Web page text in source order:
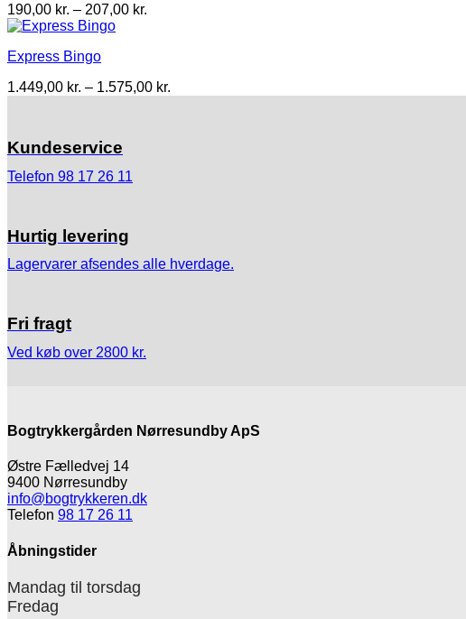
190,00 kr. – 207,00 kr.
Express Bingo
1.449,00 kr. – 1.575,00 kr.
Kundeservice
Telefon 98 17 26 11
Hurtig levering
Lagervarer afsendes alle hverdage.
Fri fragt
Ved køb over 2800 kr.
Bogtrykkergården Nørresundby ApS
Østre Fælledvej 14
9400 Nørresundby
info@bogtrykkeren.dk
Telefon 98 17 26 11
Åbningstider
Mandag til torsdag
Fredag